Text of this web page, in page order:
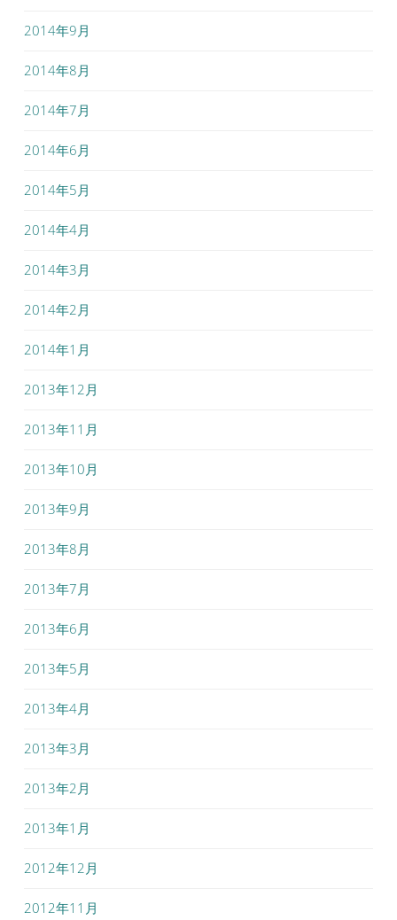
2014年9月
2014年8月
2014年7月
2014年6月
2014年5月
2014年4月
2014年3月
2014年2月
2014年1月
2013年12月
2013年11月
2013年10月
2013年9月
2013年8月
2013年7月
2013年6月
2013年5月
2013年4月
2013年3月
2013年2月
2013年1月
2012年12月
2012年11月